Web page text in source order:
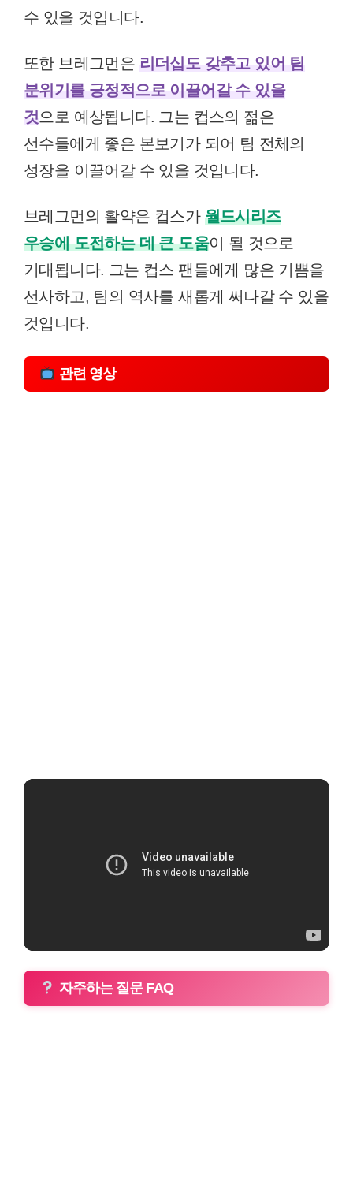
수 있을 것입니다.
또한 브레그먼은 리더십도 갖추고 있어 팀
분위기를 긍정적으로 이끌어갈 수 있을
것으로 예상됩니다. 그는 컵스의 젊은
선수들에게 좋은 본보기가 되어 팀 전체의
성장을 이끌어갈 수 있을 것입니다.
브레그먼의 활약은 컵스가 월드시리즈
우승에 도전하는 데 큰 도움이 될 것으로
기대됩니다. 그는 컵스 팬들에게 많은 기쁨을
선사하고, 팀의 역사를 새롭게 써나갈 수 있을
것입니다.
관련 영상
자주하는 질문 FAQ